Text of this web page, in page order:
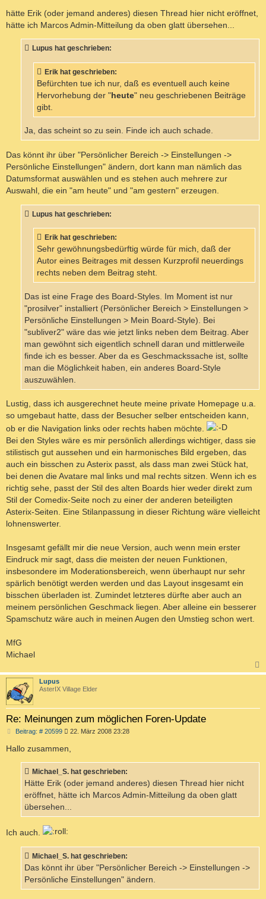
g
hätte Erik (oder jemand anderes) diesen Thread hier nicht eröffnet,
hätte ich Marcos Admin-Mitteilung da oben glatt übersehen...
Lupus hat geschrieben:
Erik hat geschrieben:
Befürchten tue ich nur, daß es eventuell auch keine
Hervorhebung der " heute" neu geschriebenen Beiträge
gibt.
Ja, das scheint so zu sein. Finde ich auch schade.
Das könnt ihr über "Persönlicher Bereich -> Einstellungen ->
Persönliche Einstellungen" ändern, dort kann man nämlich das
Datumsformat auswählen und es stehen auch mehrere zur
Auswahl, die ein "am heute" und "am gestern" erzeugen.
Lupus hat geschrieben:
Erik hat geschrieben:
Sehr gewöhnungsbedürftig würde für mich, daß der
Autor eines Beitrages mit dessen Kurzprofil neuerdings
rechts neben dem Beitrag steht.
Das ist eine Frage des Board-Styles. Im Moment ist nur
"prosilver" installiert (Persönlicher Bereich > Einstellungen >
Persönliche Einstellungen > Mein Board-Style). Bei
"subliver2" wäre das wie jetzt links neben dem Beitrag. Aber
man gewöhnt sich eigentlich schnell daran und mittlerweile
finde ich es besser. Aber da es Geschmackssache ist, sollte
man die Möglichkeit haben, ein anderes Board-Style
auszuwählen.
Lustig, dass ich ausgerechnet heute meine private Homepage u.a.
so umgebaut hatte, dass der Besucher selber entscheiden kann,
ob er die Navigation links oder rechts haben möchte.
Bei den Styles wäre es mir persönlich allerdings wichtiger, dass sie
stilistisch gut aussehen und ein harmonisches Bild ergeben, das
auch ein bisschen zu Asterix passt, als dass man zwei Stück hat,
bei denen die Avatare mal links und mal rechts sitzen. Wenn ich es
richtig sehe, passt der Stil des alten Boards hier weder direkt zum
Stil der Comedix-Seite noch zu einer der anderen beteiligten
Asterix-Seiten. Eine Stilanpassung in dieser Richtung wäre vielleicht
lohnenswerter.
Insgesamt gefällt mir die neue Version, auch wenn mein erster
Eindruck mir sagt, dass die meisten der neuen Funktionen,
insbesondere im Moderationsbereich, wenn überhaupt nur sehr
spärlich benötigt werden werden und das Layout insgesamt ein
bisschen überladen ist. Zumindet letzteres dürfte aber auch an
meinem persönlichen Geschmack liegen. Aber alleine ein besserer
Spamschutz wäre auch in meinen Augen den Umstieg schon wert.
MfG
Michael
a
Lupus
AsterIX Village Elder
Re: Meinungen zum möglichen Foren-Update
Beitrag: # 20599B
i
r
a
g
22. März 2008 23:28
Hallo zusammen,
Michael_S. hat geschrieben:
Hätte Erik (oder jemand anderes) diesen Thread hier nicht
eröffnet, hätte ich Marcos Admin-Mitteilung da oben glatt
übersehen...
Ich auch.
Michael_S. hat geschrieben:
Das könnt ihr über "Persönlicher Bereich -> Einstellungen ->
Persönliche Einstellungen" ändern.